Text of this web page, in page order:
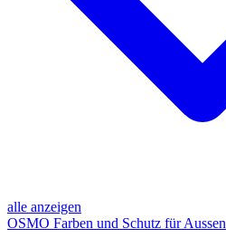
alle anzeigen
OSMO Farben und Schutz für Aussen